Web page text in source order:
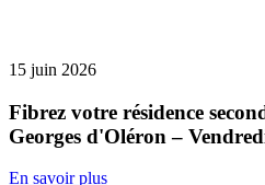
15 juin 2026
Fibrez votre résidence
Georges d'Oléron –
En savoir plus